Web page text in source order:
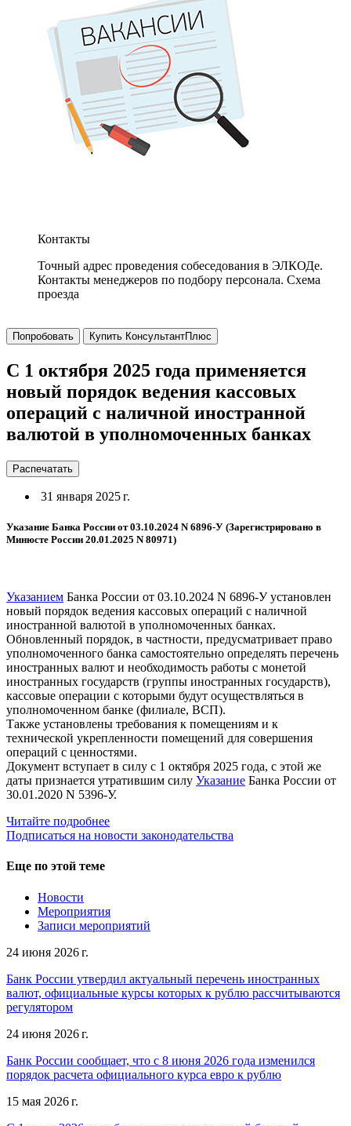
Контакты
Точный адрес проведения собеседования в ЭЛКОДе.
Контакты менеджеров по подбору персонала. Схема
проезда
Попробовать Купить КонсультантПлюс
С 1 октября 2025 года применяется
новый порядок ведения кассовых
операций с наличной иностранной
валютой в уполномоченных банках
Распечатать
31 января 2025 г.
Указание Банка России от 03.10.2024 N 6896-У (Зарегистрировано в
Минюсте России 20.01.2025 N 80971)
Указанием Банка России от 03.10.2024 N 6896-У установлен
новый порядок ведения кассовых операций с наличной
иностранной валютой в уполномоченных банках.
Обновленный порядок, в частности, предусматривает право
уполномоченного банка самостоятельно определять перечень
иностранных валют и необходимость работы с монетой
иностранных государств (группы иностранных государств),
кассовые операции с которыми будут осуществляться в
уполномоченном банке (филиале, ВСП).
Также установлены требования к помещениям и к
технической укрепленности помещений для совершения
операций с ценностями.
Документ вступает в силу с 1 октября 2025 года, с этой же
даты признается утратившим силу Указание Банка России от
30.01.2020 N 5396-У.
Читайте подробнее
Подписаться на новости законодательства
Еще по этой теме
Новости
Мероприятия
Записи мероприятий
24 июня 2026 г.
Банк России утвердил актуальный перечень иностранных
валют, официальные курсы которых к рублю рассчитываются
регулятором
24 июня 2026 г.
Банк России сообщает, что с 8 июня 2026 года изменился
порядок расчета официального курса евро к рублю
15 мая 2026 г.